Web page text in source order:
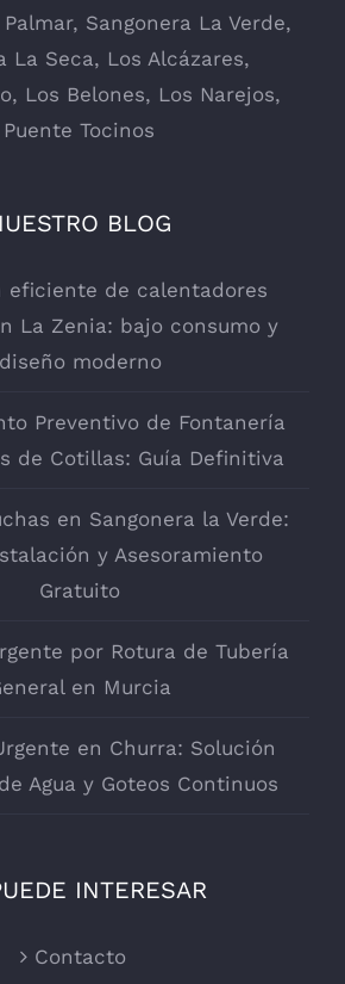
Palmar, Sangonera La Verde,
La Seca, Los Alcázares,
Los Belones, Los Narejos,
Puente Tocinos
BLOG
eficiente de calentadores
La Zenia: bajo consumo y
diseño moderno
Preventivo de Fontanería
de Cotillas: Guía Definitiva
en Sangonera la Verde:
y Asesoramiento
Gratuito
por Rotura de Tubería
en Murcia
en Churra: Solución
Agua y Goteos Continuos
INTERESAR
Contacto